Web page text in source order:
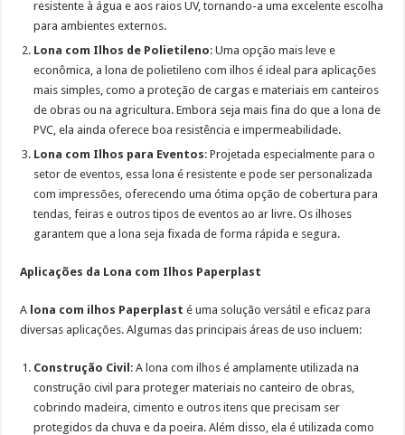
resistente à água e aos raios UV, tornando-a uma excelente escolha
para ambientes externos.
Lona com Ilhos de Polietileno: Uma opção mais leve e
econômica, a lona de polietileno com ilhos é ideal para aplicações
mais simples, como a proteção de cargas e materiais em canteiros
de obras ou na agricultura. Embora seja mais fina do que a lona de
PVC, ela ainda oferece boa resistência e impermeabilidade.
Lona com Ilhos para Eventos:Projetada especialmente para o
setor de eventos, essa lona é resistente e pode ser personalizada
com impressões, oferecendo uma ótima opção de cobertura para
tendas, feiras e outros tipos de eventos ao ar livre. Os ilhoses
garantem que a lona seja fixada de forma rápida e segura.
Aplicações da Lona com Ilhos Paperplast
A lona com ilhos Paperplast é uma solução versátil e eficaz para
diversas aplicações. Algumas das principais áreas de uso incluem:
Construção Civil : A lona com ilhos é amplamente utilizada na
construção civil para proteger materiais no canteiro de obras,
cobrindo madeira, cimento e outros itens que precisam ser
protegidos da chuva e da poeira. Além disso, ela é utilizada como